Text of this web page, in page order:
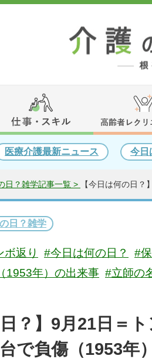
医療介護最新ニュース 今日
日？雑学記事一覧 > 【今日は何の日
日？雑学
ボ返り #今日は何の日？ #
1953年）の出来事 #立師の
日？】9月21日＝
で負傷（1953年